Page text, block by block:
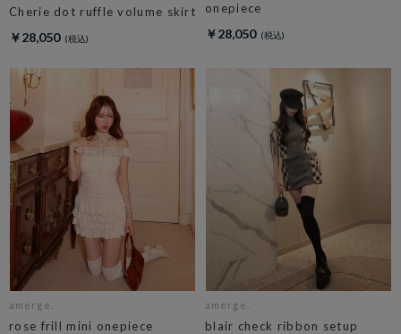
Cherie dot ruffle volume skirt
￥28,050
onepiece
￥28,050
amerge.
rose frill mini onepiece
amerge.
blair check ribbon setup